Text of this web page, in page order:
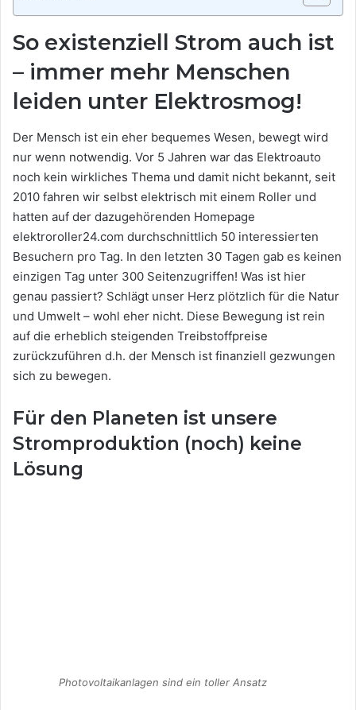
So existenziell Strom auch ist
– immer mehr Menschen
leiden unter Elektrosmog!
Der Mensch ist ein eher bequemes Wesen, bewegt wird
nur wenn notwendig. Vor 5 Jahren war das Elektroauto
noch kein wirkliches Thema und damit nicht bekannt, seit
2010 fahren wir selbst elektrisch mit einem Roller und
hatten auf der dazugehörenden Homepage
elektroroller24.com durchschnittlich 50 interessierten
Besuchern pro Tag. In den letzten 30 Tagen gab es keinen
einzigen Tag unter 300 Seitenzugriffen! Was ist hier
genau passiert? Schlägt unser Herz plötzlich für die Natur
und Umwelt – wohl eher nicht. Diese Bewegung ist rein
auf die erheblich steigenden Treibstoffpreise
zurückzuführen d.h. der Mensch ist finanziell gezwungen
sich zu bewegen.
Für den Planeten ist unsere
Stromproduktion (noch) keine
Lösung
Photovoltaikanlagen sind ein toller Ansatz